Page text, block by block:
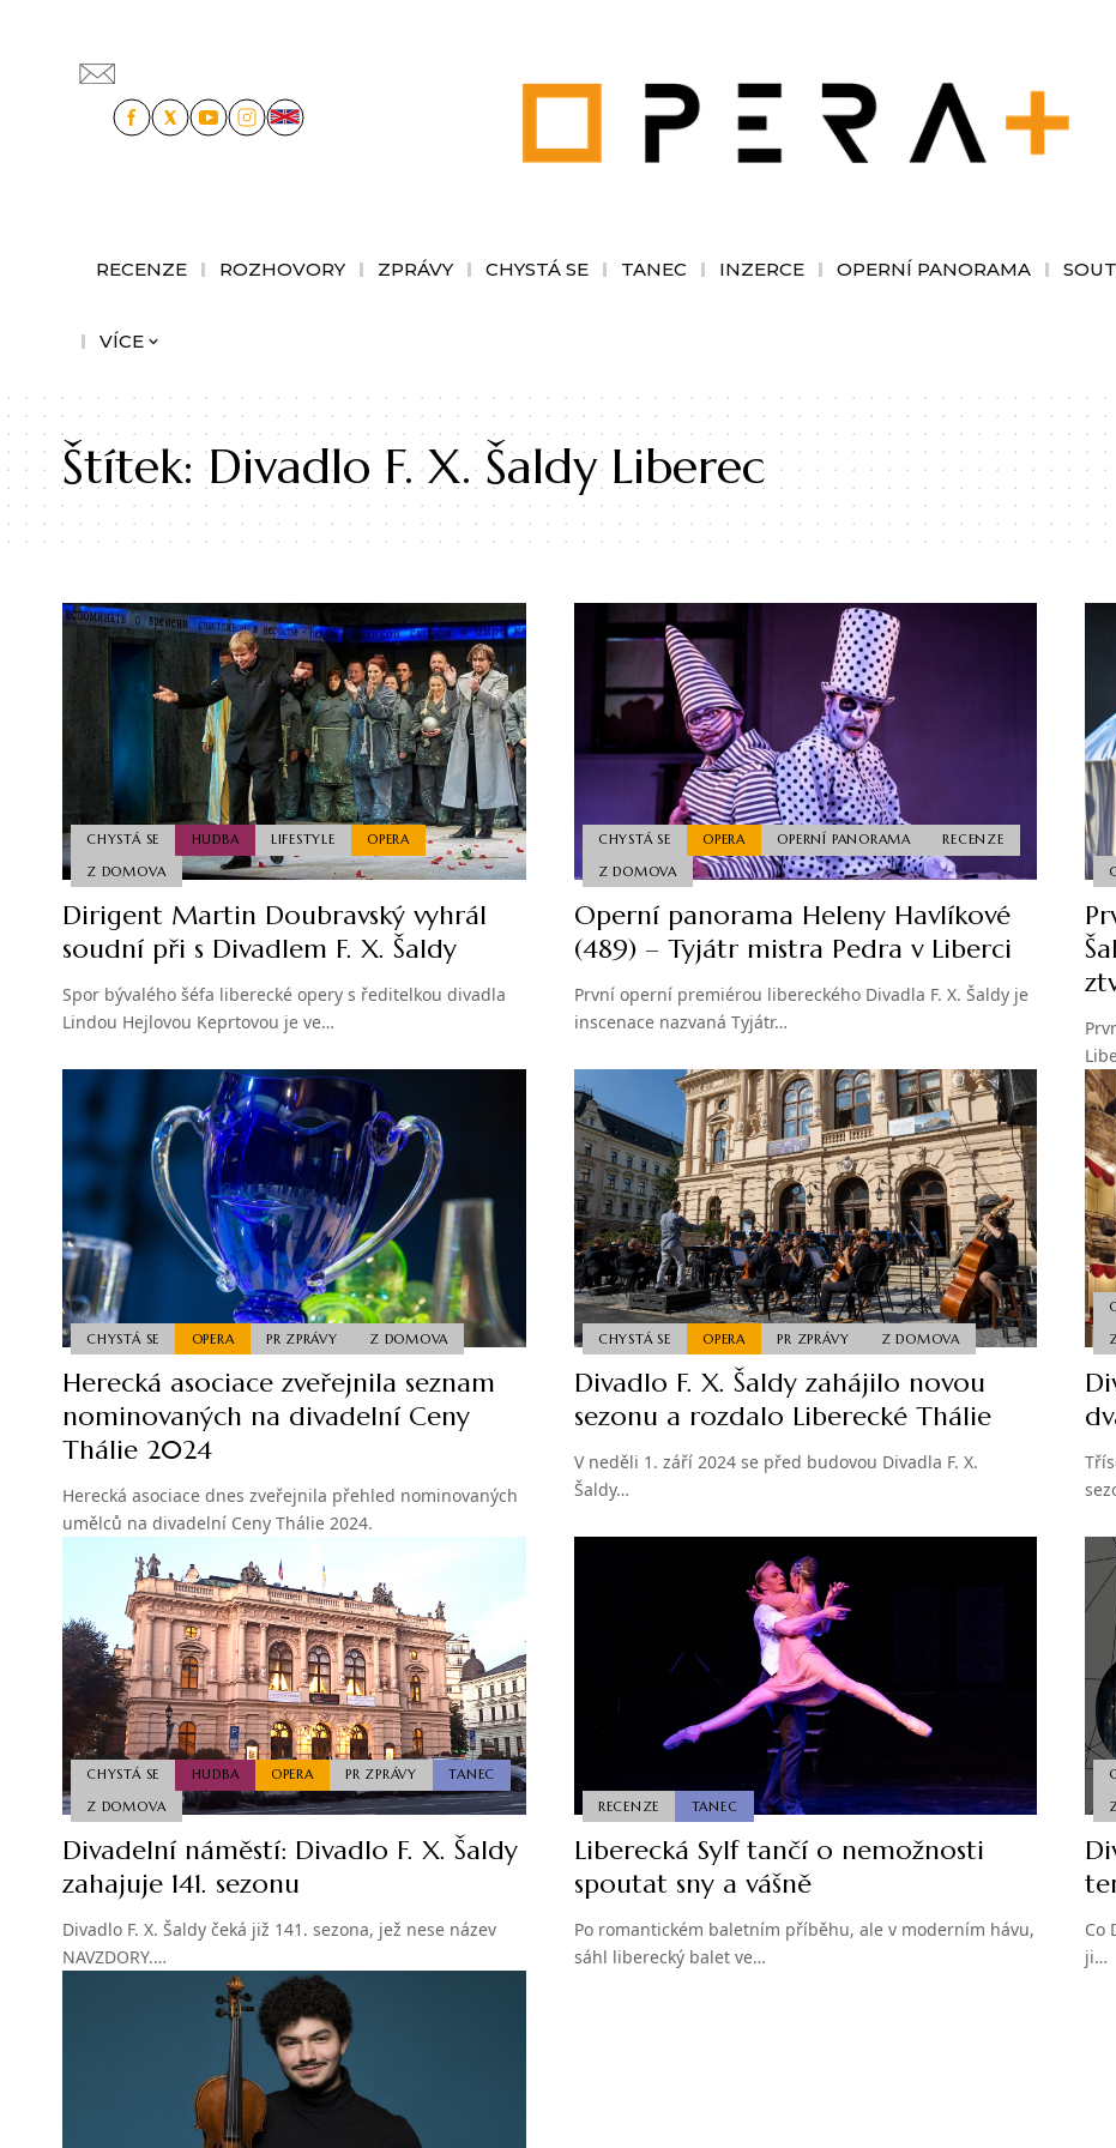
RECENZE ROZHOVORY ZPRÁVY CHYSTÁ SE TANEC INZERCE OPERNÍ PANORAMA
VÍCE
Štítek:Divadlo F. X. Šaldy Liberec
CHYSTÁ SE HUDBA LIFESTYLE
OPERA
Z DOMOVA
Dirigent Martin Doubravský vyhrál
soudní při s Divadlem F. X. Šaldy
Spor bývalého šéfa liberecké opery s ředitelkou divadla
Lindou Hejlovou Keprtovou je ve…
CHYSTÁ SE OPERA OPERNÍ PANORAMA
RECENZE
Z DOMOVA
Operní panorama Heleny Havlíkové
(489) – Tyjátr mistra Pedra v Liberci
První operní premiérou libereckého Divadla F. X. Šaldy je
inscenace nazvaná Tyjátr…
CHYSTÁ SE OPERA PR ZPRÁVY Z DOMOVA
Herecká asociace zveřejnila seznam
nominovaných na divadelní Ceny
Thálie 2024
Herecká asociace dnes zveřejnila přehled nominovaných
umělců na divadelní Ceny Thálie 2024.
CHYSTÁ SE OPERA PR ZPRÁVY Z DOMOVA
Divadlo F. X. Šaldy zahájilo novou
sezonu a rozdalo Liberecké Thálie
V neděli 1. září 2024 se před budovou Divadla F. X.
Šaldy…
CHYSTÁ SE HUDBA OPERA PR ZPRÁVY
TANEC
Z DOMOVA
Divadelní náměstí: Divadlo F. X. Šaldy
zahajuje 141. sezonu
Divadlo F. X. Šaldy čeká již 141. sezona, jež nese název
NAVZDORY.…
RECENZE TANEC
Liberecká Sylf tančí o nemožnosti
spoutat sny a vášně
Po romantickém baletním příběhu, ale v moderním hávu,
sáhl liberecký balet ve…
Co
ji…